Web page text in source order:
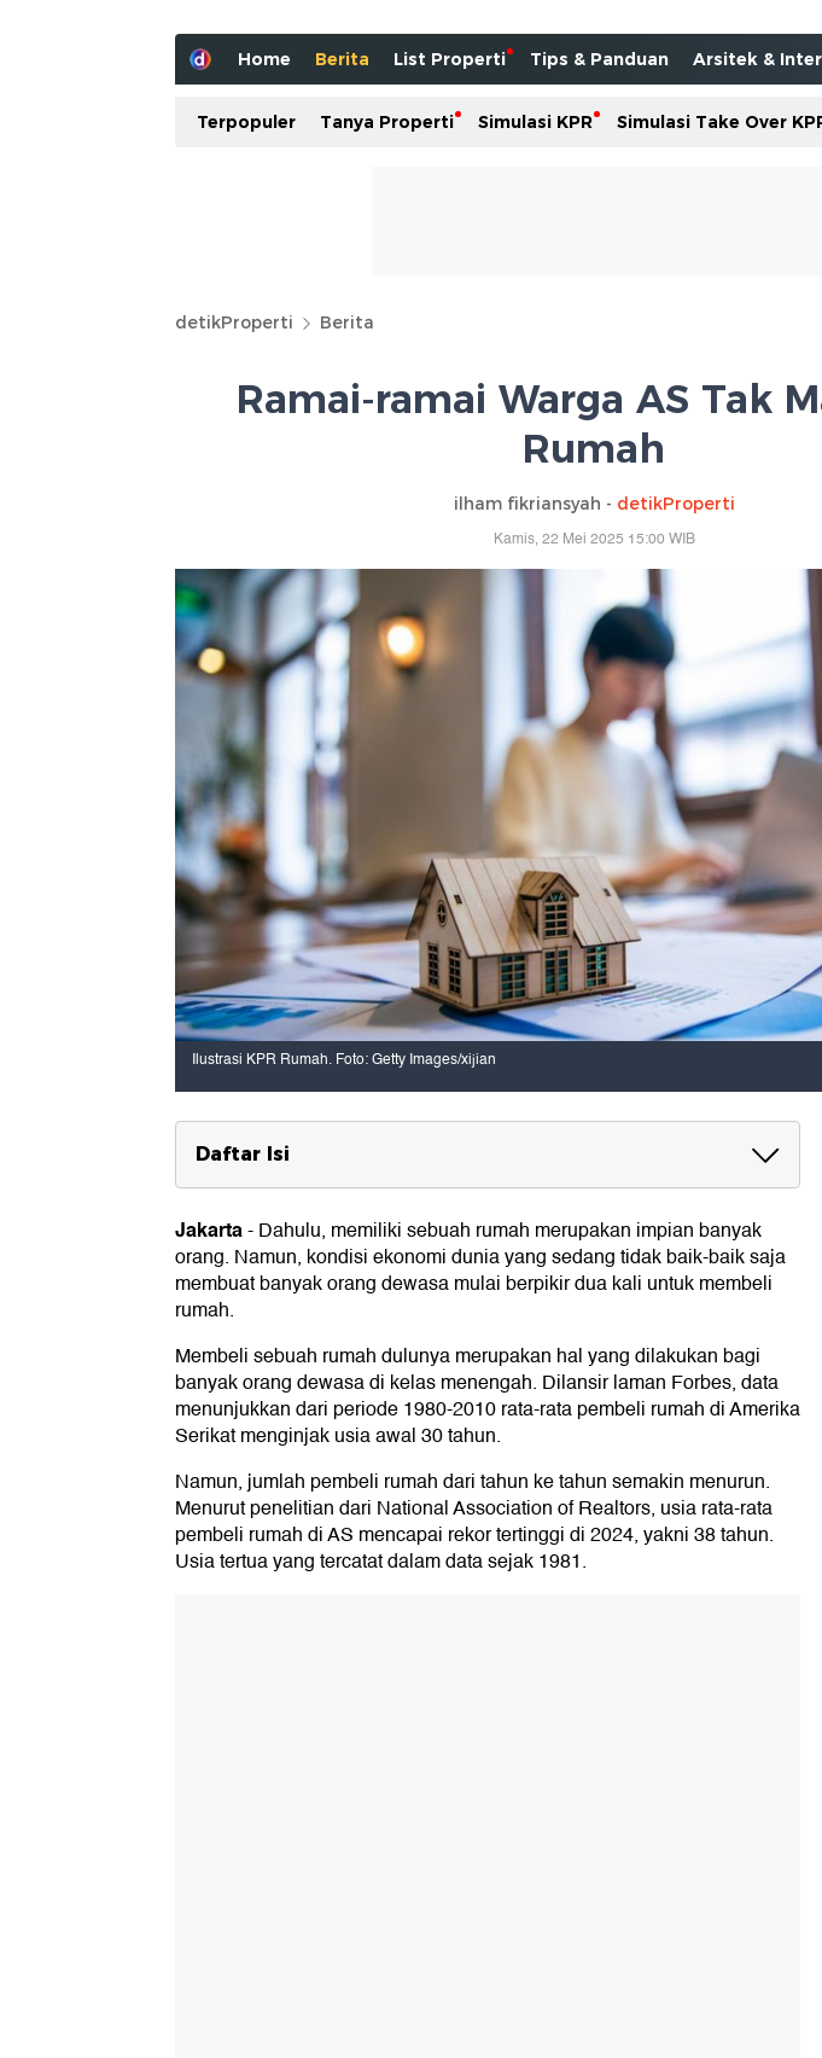
Home Berita List Properti Tips & Panduan Arsitek &
Terpopuler Tanya Properti Simulasi KPR Simulasi Take Over
detikProperti Berita
Ramai-ramai Warga AS Tak
Rumah
ilham fikriansyah - detikProperti
Kamis, 22 Mei 2025 15:00 WIB
Ilustrasi KPR Rumah. Foto: Getty Images/xijian
Daftar Isi
Tempat Kerja yang Pindah-pindah Bikin Orang Enggan Beli
Rumah
Jakarta-Dahulu, memiliki sebuah rumah merupakan impian banyak
orang. Namun, kondisi ekonomi dunia yang sedang tidak baik-baik saja
membuat banyak orang dewasa mulai berpikir dua kali untuk membeli
rumah.
Membeli sebuah rumah dulunya merupakan hal yang dilakukan bagi
banyak orang dewasa di kelas menengah. Dilansir laman Forbes, data
menunjukkan dari periode 1980-2010 rata-rata pembeli rumah di Amerika
Serikat menginjak usia awal 30 tahun.
Namun, jumlah pembeli rumah dari tahun ke tahun semakin menurun.
Menurut penelitian dari National Association of Realtors, usia rata-rata
pembeli rumah di AS mencapai rekor tertinggi di 2024, yakni 38 tahun.
Usia tertua yang tercatat dalam data sejak 1981.